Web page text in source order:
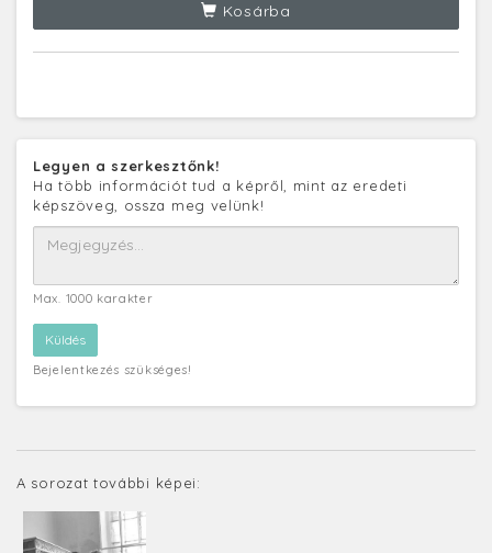
Kosárba
Legyen a szerkesztőnk!
Ha több információt tud a képről, mint az eredeti
képszöveg, ossza meg velünk!
Max. 1000 karakter
Bejelentkezés szükséges!
A sorozat további képei: